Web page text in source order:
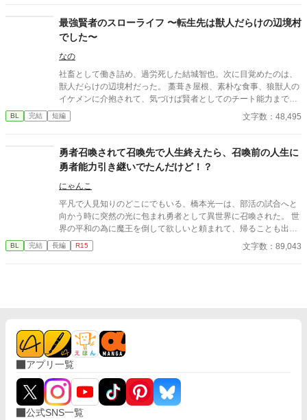
るゆる。ですが、描写はなくても主人公は受け、騎士は攻めで
す。
最強賢者のスローライフ 〜転生先は獣人だらけの辺境村
でした〜
なの
社畜として働き詰め、過労死した結城智也。次に目覚めたのは、
獣人だらけの辺境村だった。 藁葺き屋根、素朴な食事、狼獣人の
イケメンに介抱されて、気づけば賢者としてのチート能力まで付
与済み！？ 「静かに暮らしたいだけなんですけど！？」 ……そん
な願いも虚しく、井戸掘り、畑改良、魔法インフラ整備に巻き込
らない。 それでも、優しい獣人たちとの日々に、心が少しずつほ
どけていく……。 チート×獣耳×ほの甘BL。 転生先、意外と住み
心地いいかもしれない。
BL 完結 短編 文字数：48,495
勇者召喚されて召喚先で人生終えたら、召喚前の人生に
勇者能力引き継いでたんだけど！？
にゃんこ
平凡で人見知りのどこにでもいる、橋本光一は、部活の試合へと
向かう時に突然の光に包まれ勇者として異世界に召喚された。 世
界の平和の為に魔王を倒して欲しいと頼まれて、帰ることも出来
ないと知り、異世界で召喚後からの生涯を終えると……！？ そこ
から、始まる新たな出会いと運命の交差。
BL 完結 長編 R15 文字数：89,043
アプリ一覧
公式SNS一覧